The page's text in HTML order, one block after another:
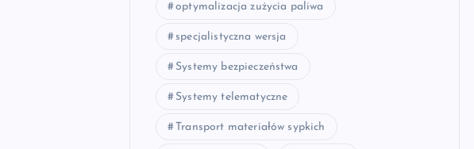
optymalizacja zużycia paliwa
specjalistyczna wersja
Systemy bezpieczeństwa
Systemy telematyczne
Transport materiałów sypkich